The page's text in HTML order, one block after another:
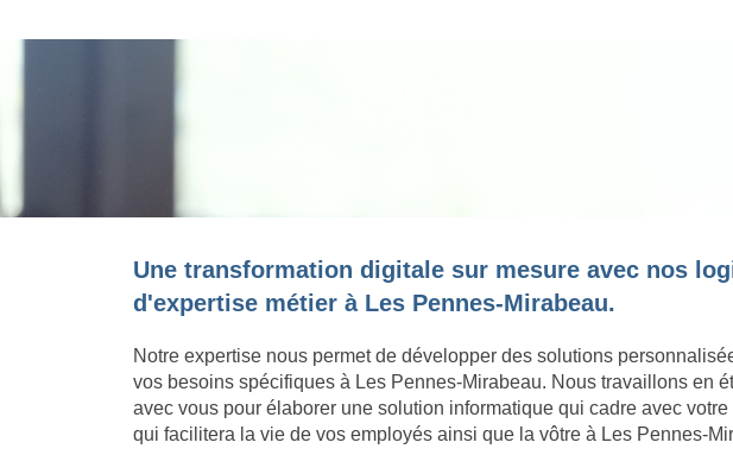
Une transformation digitale sur mesure avec nos
d'expertise métier à Les Pennes-Mirabeau.
Notre expertise nous permet de développer des solutions
vos besoins spécifiques à Les Pennes-Mirabeau. Nous travaillons en
avec vous pour élaborer une solution informatique qui cadre avec
qui facilitera la vie de vos employés ainsi que la vôtre à Les Pennes-